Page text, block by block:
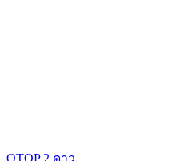
OTOP 2 ดาว